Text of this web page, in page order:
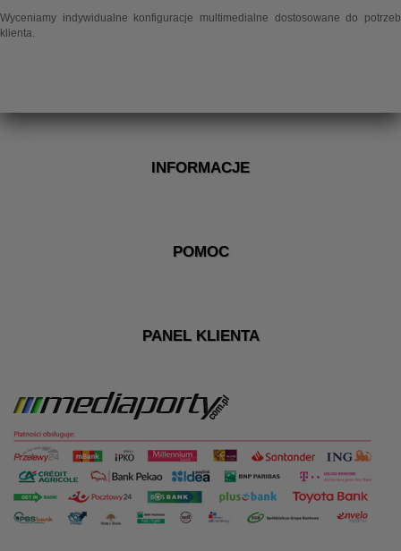
Wyceniamy indywidualne konfiguracje multimedialne dostosowane do potrzeb
klienta.
INFORMACJE
POMOC
PANEL KLIENTA